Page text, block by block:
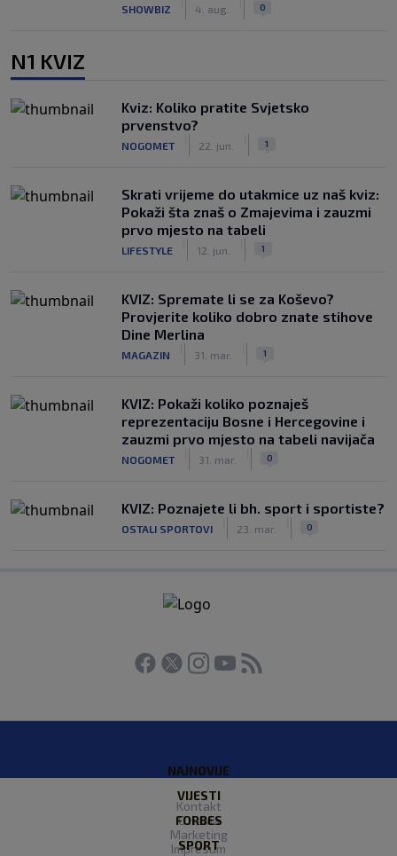
SHOWBIZ 4. aug. 0
N1 KVIZ
Kviz: Koliko pratite Svjetsko
prvenstvo?
NOGOMET 22. jun. 1
Skrati vrijeme do utakmice uz naš kviz:
Pokaži šta znaš o Zmajevima i zauzmi
prvo mjesto na tabeli
LIFESTYLE 12. jun. 1
KVIZ: Spremate li se za Koševo?
Provjerite koliko dobro znate stihove
Dine Merlina
MAGAZIN 31. mar. 1
KVIZ: Pokaži koliko poznaješ
reprezentaciju Bosne i Hercegovine i
zauzmi prvo mjesto na tabeli navijača
NOGOMET 31. mar. 0
KVIZ: Poznajete li bh. sport i sportiste?
OSTALI SPORTOVI 23. mar. 0
NAJNOVIJE
VIJESTI
FORBES
SPORT
Kontakt
O nama
Marketing
Impresum